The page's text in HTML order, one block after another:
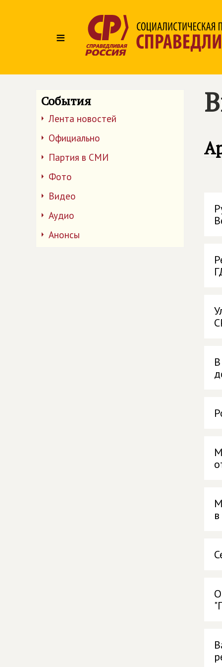
≡
События
Лента новостей
Официально
Партия в СМИ
Фото
Видео
Аудио
Анонсы